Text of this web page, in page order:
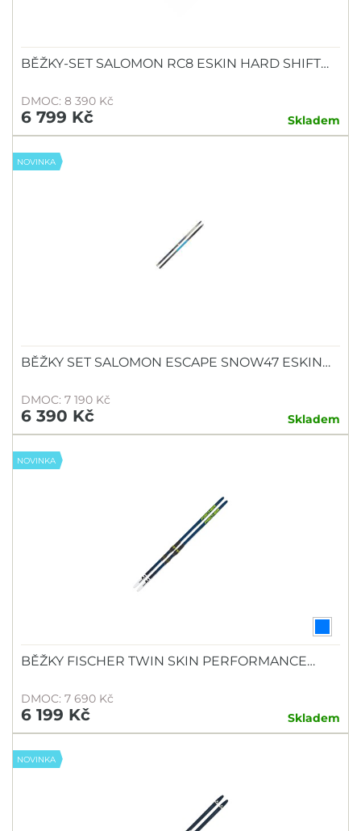
BĚŽKY-SET SALOMON RC8 ESKIN HARD SHIFT…
DMOC: 8 390 Kč
6 799 Kč Skladem
NOVINKA
BĚŽKY SET SALOMON ESCAPE SNOW47 ESKIN…
DMOC: 7 190 Kč
6 390 Kč Skladem
NOVINKA
BĚŽKY FISCHER TWIN SKIN PERFORMANCE…
DMOC: 7 690 Kč
6 199 Kč Skladem
NOVINKA